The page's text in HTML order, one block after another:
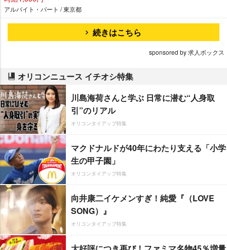
アルバイト・パート / 東京都
続きはこちら
sponsored by 求人ボックス
オリコンニュース イチオシ特集
川島海荷さんと学ぶ 日常に潜む“人身取
引”のリアル
オリコンタイアップ特集
マクドナルドが40年にわたり支える「小学
生の甲子園」
オリコンタイアップ特集
向井康二イケメンすぎ！純愛『（LOVE
SONG）』
オリコンタイアップ特集